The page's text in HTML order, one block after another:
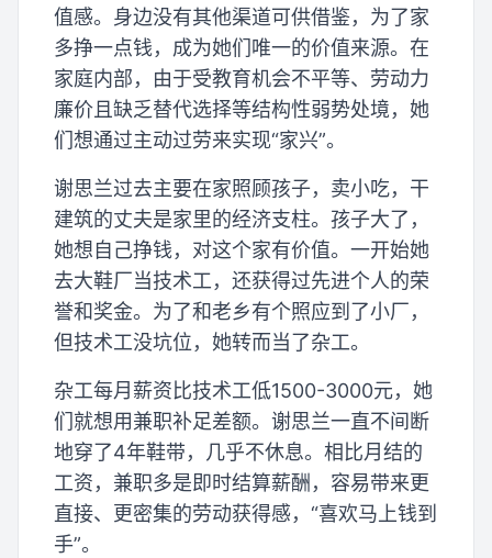
值感。身边没有其他渠道可供借鉴，为了家
多挣一点钱，成为她们唯一的价值来源。在
家庭内部，由于受教育机会不平等、劳动力
廉价且缺乏替代选择等结构性弱势处境，她
们想通过主动过劳来实现“家兴”。
谢思兰过去主要在家照顾孩子，卖小吃，干
建筑的丈夫是家里的经济支柱。孩子大了，
她想自己挣钱，对这个家有价值。一开始她
去大鞋厂当技术工，还获得过先进个人的荣
誉和奖金。为了和老乡有个照应到了小厂，
但技术工没坑位，她转而当了杂工。
杂工每月薪资比技术工低1500-3000元，她
们就想用兼职补足差额。谢思兰一直不间断
地穿了4年鞋带，几乎不休息。相比月结的
工资，兼职多是即时结算薪酬，容易带来更
直接、更密集的劳动获得感，“喜欢马上钱到
手”。